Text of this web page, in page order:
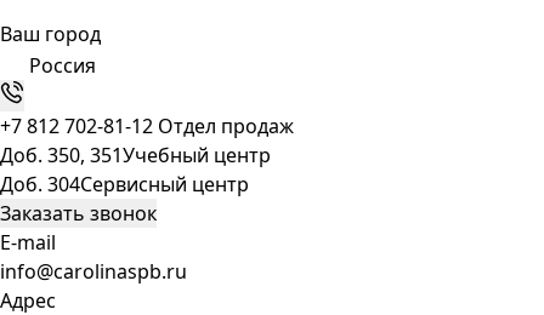
Ваш город
Россия
+7 812 702-81-12 Отдел продаж
Доб. 350, 351Учебный центр
Доб. 304Сервисный центр
Заказать звонок
E-mail
info@carolinaspb.ru
Адрес